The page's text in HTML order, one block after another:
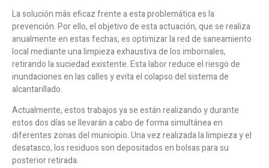
La solución más eficaz frente a esta problemática es la
prevención. Por ello, el objetivo de esta actuación, que se realiza
anualmente en estas fechas, es optimizar la red de saneamiento
local mediante una limpieza exhaustiva de los imbornales,
retirando la suciedad existente. Esta labor reduce el riesgo de
inundaciones en las calles y evita el colapso del sistema de
alcantarillado.
Actualmente, estos trabajos ya se están realizando y durante
estos dos días se llevarán a cabo de forma simultánea en
diferentes zonas del municipio. Una vez realizada la limpieza y el
desatasco, los residuos son depositados en bolsas para su
posterior retirada.